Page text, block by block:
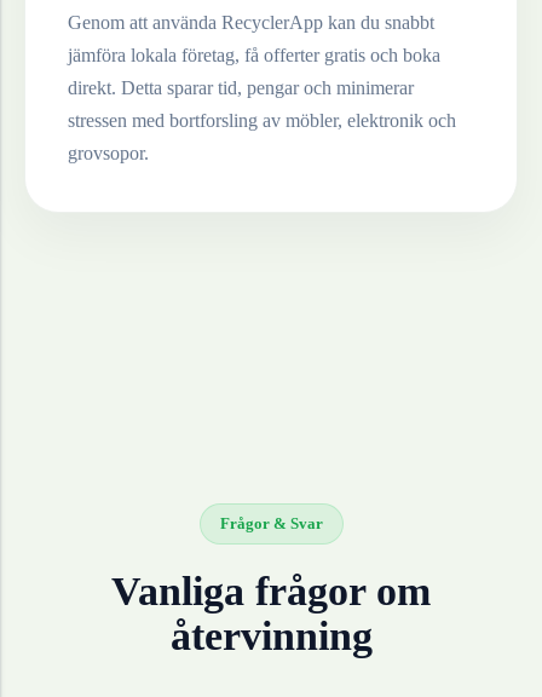
Genom att använda RecyclerApp kan du snabbt
jämföra lokala företag, få offerter gratis och boka
direkt. Detta sparar tid, pengar och minimerar
stressen med bortforsling av möbler, elektronik och
grovsopor.
Frågor & Svar
Vanliga frågor om
återvinning